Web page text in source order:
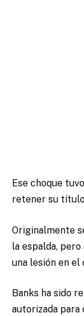
Ese choque
retener su
Originalmente
la espalda,
una lesión en el
Banks ha sido
autorizada para